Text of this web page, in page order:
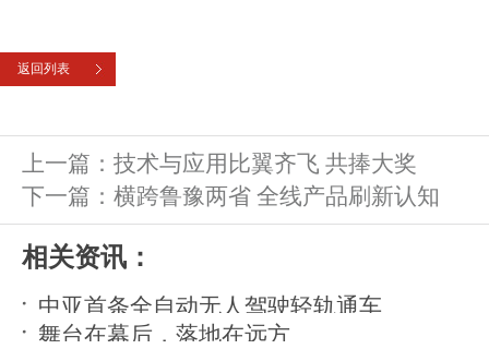
返回列表
上一篇： 技术与应用比翼齐飞 共捧大奖
下一篇： 横跨鲁豫两省 全线产品刷新认知
相关资讯：
中亚首条全自动无人驾驶轻轨通车
舞台在幕后，落地在远方